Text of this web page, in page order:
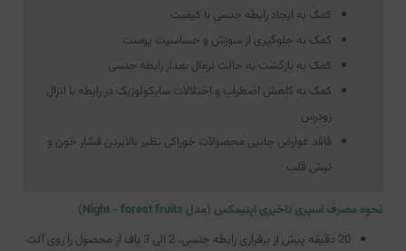
کمک به ایجاد رابطه جنسی با کیفیت
کمک به جلوگیری از سوزش و حساسیت پوست
کمک به بازگشت به حالت نرمال بعد‌از رابطه جنسی
کمک به کاهش اضطراب و اختلالات سایکولوژیک در رابطه با انزال
زودرس
فاقد عوارض جانبی محصولات خوراکی نظیر بالابردن فشار خون و
تپش قلب
نحوه مصرف اسپری تاخیری اپتیمکس (مدل Night - forest fruits)
20 دقیقه پیش از برقراری رابطه جنسی، 2 الی 3 پاف از محصول را روی آلت